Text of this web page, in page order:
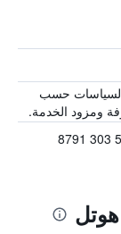
حسب
ومزود الخدمة.